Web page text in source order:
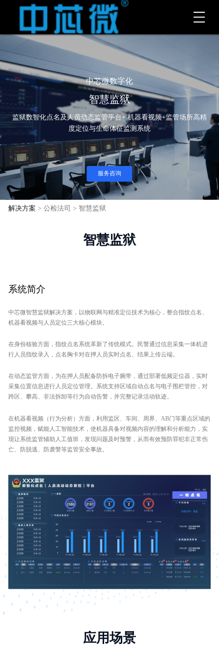
中芯微数字化
智慧监狱
监狱数智化点名及人员动态监管平台+ 机器看视频+监管场所高精
度定位与生命体征监测系统
服务咨询
解决方案 > 公检法司 > 智慧监狱
智慧监狱
系统简介
中芯微智慧监狱解决方案，以物联网与精准定位技术为核心，整合指纹点名、
机器看视频与人员定位三大核心模块。
在身份核验方面，指纹点名系统革新了传统模式。民警通过信息采集一体机进
行人员指纹录入，点名胸卡对在押人员实时点名、结果上传云端。
在动态监管方面，为在押人员配备防拆电子腕带，通过部署低频定位器，实时
采集位置信息进行人员定位管理。系统支持区域自动点名与电子围栏管控，对
跨区、攀高、非法拆卸等行为自动告警，并完整记录活动轨迹。
在机器看视频（行为分析）方面，利用监区、车间、周界、AB门等重点区域的
监控视频，赋能人工智能技术，使机器具备对视频内容的理解和分析能力，实
现让系统监管辅助人工值班，发现问题及时预警，从而有效预防罪犯非正常伤
亡、防脱逃、防袭警等监管安全事故。
应用场景